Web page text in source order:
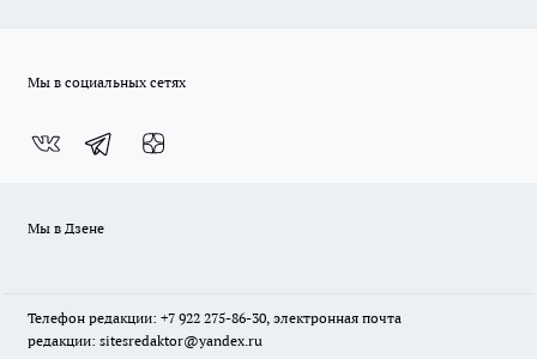
Мы в социальных сетях
Мы в Дзене
Телефон редакции: +7 922 275-86-30, электронная почта
редакции: sitesredaktor@yandex.ru